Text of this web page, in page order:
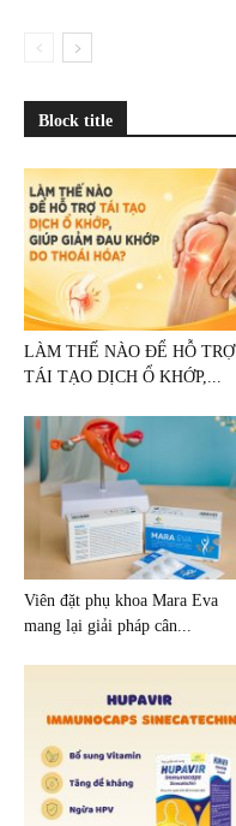
Block title
LÀM THẾ NÀO ĐỂ HỖ TRỢ
TÁI TẠO DỊCH Ổ KHỚP,...
Viên đặt phụ khoa Mara Eva
mang lại giải pháp cân...